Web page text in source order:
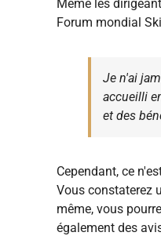
Même les
Forum mondial
Je n'ai
accueilli
et des
Cependant, ce
Vous constaterez
même, vous
également des